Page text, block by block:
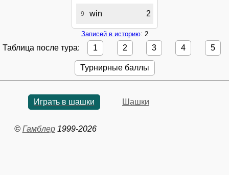
9 win 2
Записей в историю: 2
Таблица после тура: 1 2 3 4 5
Турнирные баллы
Играть в шашки Шашки
© Гамблер1999-2026